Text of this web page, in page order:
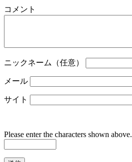
コメント
ニックネーム（任意）
メール
サイト
Please enter the characters shown above.